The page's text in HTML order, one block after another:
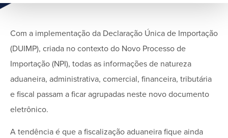
Com a implementação da Declaração Única de Importação
(DUIMP), criada no contexto do Novo Processo de
Importação (NPI), todas as informações de natureza
aduaneira, administrativa, comercial, financeira, tributária
e fiscal passam a ficar agrupadas neste novo documento
eletrônico.
A tendência é que a fiscalização aduaneira fique ainda